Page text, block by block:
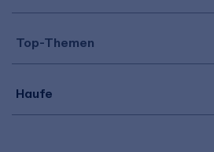
Top-Themen
Haufe